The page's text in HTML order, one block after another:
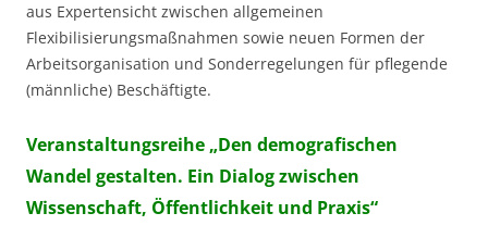
aus Expertensicht zwischen allgemeinen
Flexibilisierungsmaßnahmen sowie neuen Formen der
Arbeitsorganisation und Sonderregelungen für pflegende
(männliche) Beschäftigte.
Veranstaltungsreihe „Den demografischen
Wandel gestalten. Ein Dialog zwischen
Wissenschaft, Öffentlichkeit und Praxis“